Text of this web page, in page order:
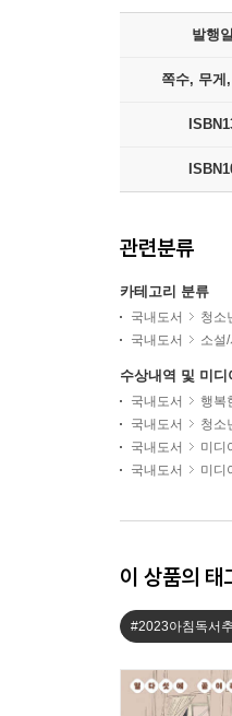
발행일
쪽수, 무게,
관련분류
카테고리 분류
국내도서 청소
국내도서
소설
수상내역 및 미
국내도서 행복
국내도서
청소
국내도서
미디
국내도서
미디
이 상품의 태
#2023아침독서